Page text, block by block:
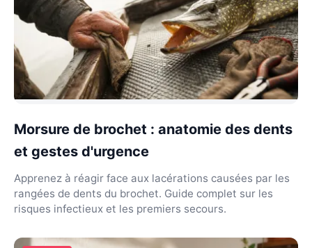
Morsure de brochet : anatomie des dents
et gestes d'urgence
Apprenez à réagir face aux lacérations causées par les
rangées de dents du brochet. Guide complet sur les
risques infectieux et les premiers secours.